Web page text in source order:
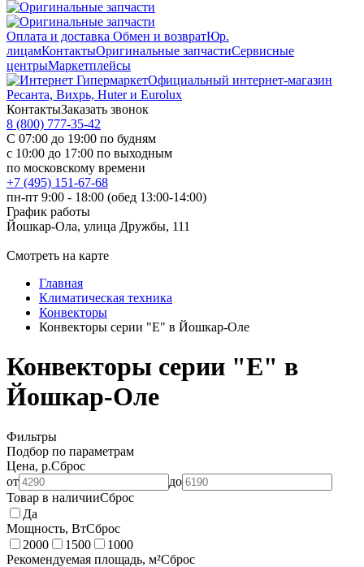
Оплата и доставка Обмен и возвратЮр.
лицамКонтактыОригинальные запчастиСервисные
центрыМаркетплейсы
Официальный интернет-магазин
Ресанта, Вихрь, Huter и Eurolux
КонтактыЗаказать звонок
8 (800) 777-35-42
С 07:00 до 19:00 по будням
с 10:00 до 17:00 по выходным
по московскому времени
+7 (495) 151-67-68
пн-пт 9:00 - 18:00 (обед 13:00-14:00)
График работы
Йошкар-Ола, улица Дружбы, 111
Смотреть на карте
Главная
Климатическая техника
Конвекторы
Конвекторы серии "Е" в Йошкар-Оле
Конвекторы серии "Е" в
Йошкар-Оле
Фильтры
Подбор по параметрам
Цена, р.Сброс
от
до
Товар в наличииСброс
Да
Мощность, ВтСброс
2000
1500
1000
Рекомендуемая площадь, м²Сброс